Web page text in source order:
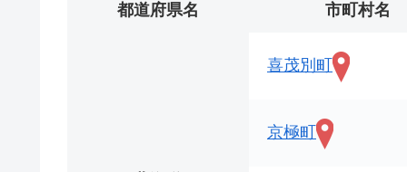
都道府県名 市町村名
喜茂別町
京極町